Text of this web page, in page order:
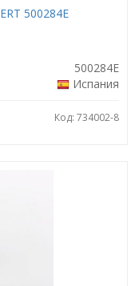
500284E
500284E
Испания
Код: 734002-8